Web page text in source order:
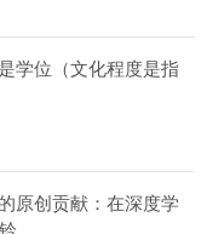
学位（文化程度是指
原创贡献：在深度学